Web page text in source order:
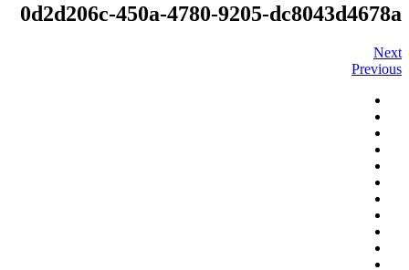
0d2d206c-450a-4780-9205-dc8043d4678a
Next
Previous